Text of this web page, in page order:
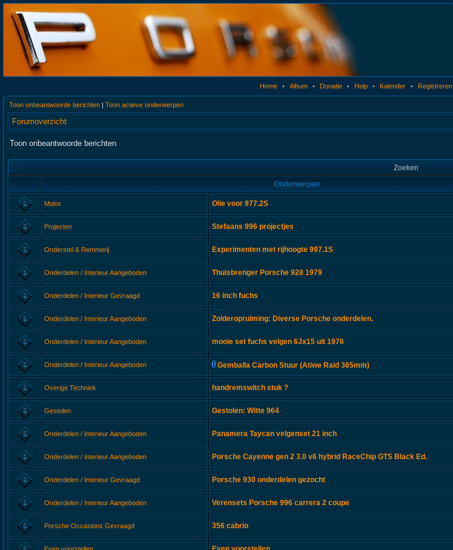
Home • Album • Donatie • Help • Kalender • Registreren
Toon onbeantwoorde berichten | Toon actieve onderwerpen
Forumoverzicht
Toon onbeantwoorde berichten
Zoeken
Onderwerpen
Motor Olie voor 977.2S
Projecten Stefaans 996 projectjes
Onderstel & Remmerij Experimenten met rijhoogte 997.1S
Onderdelen / Interieur Aangeboden Thuisbrenger Porsche 928 1979
Onderdelen / Interieur Gevraagd 16 inch fuchs
Onderdelen / Interieur Aangeboden Zolderopruiming: Diverse Porsche onderdelen.
Onderdelen / Interieur Aangeboden mooie set fuchs velgen 6Jx15 uit 1976
Onderdelen / Interieur Aangeboden Gemballa Carbon Stuur (Atiwe Raid 365mm)
Overige Techniek handremswitch stuk ?
Gestolen Gestolen: Witte 964
Onderdelen / Interieur Aangeboden Panamera Taycan velgenset 21 inch
Onderdelen / Interieur Aangeboden Porsche Cayenne gen 2 3.0 v6 hybrid RaceChip GTS Black Ed.
Onderdelen / Interieur Gevraagd Porsche 930 onderdelen gezocht
Onderdelen / Interieur Aangeboden Verensets Porsche 996 carrera 2 coupe
Porsche Occasions Gevraagd 356 cabrio